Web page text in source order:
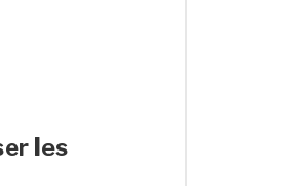
les